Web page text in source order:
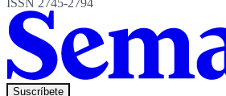
ISSN 2745-2794
Suscríbete